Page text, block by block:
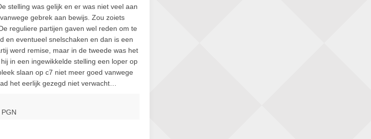
stelling was gelijk en er was niet veel aan
gebrek aan bewijs. Zou zoiets
reguliere partijen gaven wel reden om te
en eventueel snelschaken en dan is een
werd remise, maar in de tweede was het
in een ingewikkelde stelling een loper op
slaan op c7 niet meer goed vanwege
het eerlijk gezegd niet verwacht…